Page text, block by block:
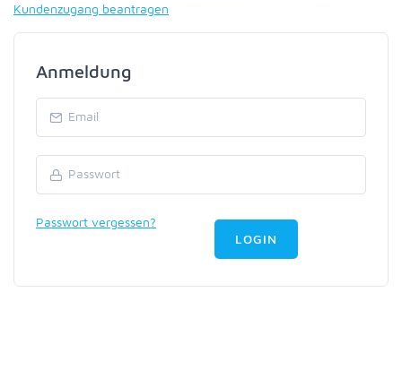
Kundenzugang beantragen
Anmeldung
Passwort vergessen?
LOGIN